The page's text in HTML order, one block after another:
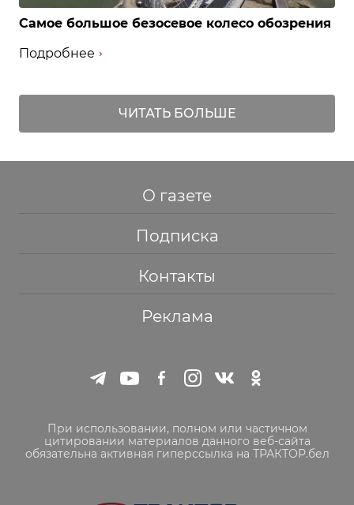
Самое большое безосевое колесо обозрения
Подробнее
ЧИТАТЬ БОЛЬШЕ
О газете
Подписка
Контакты
Реклама
При использовании, полном или частичном
цитировании материалов данного веб-сайта
обязательна активная гиперссылка на ТРАКТОР.бел